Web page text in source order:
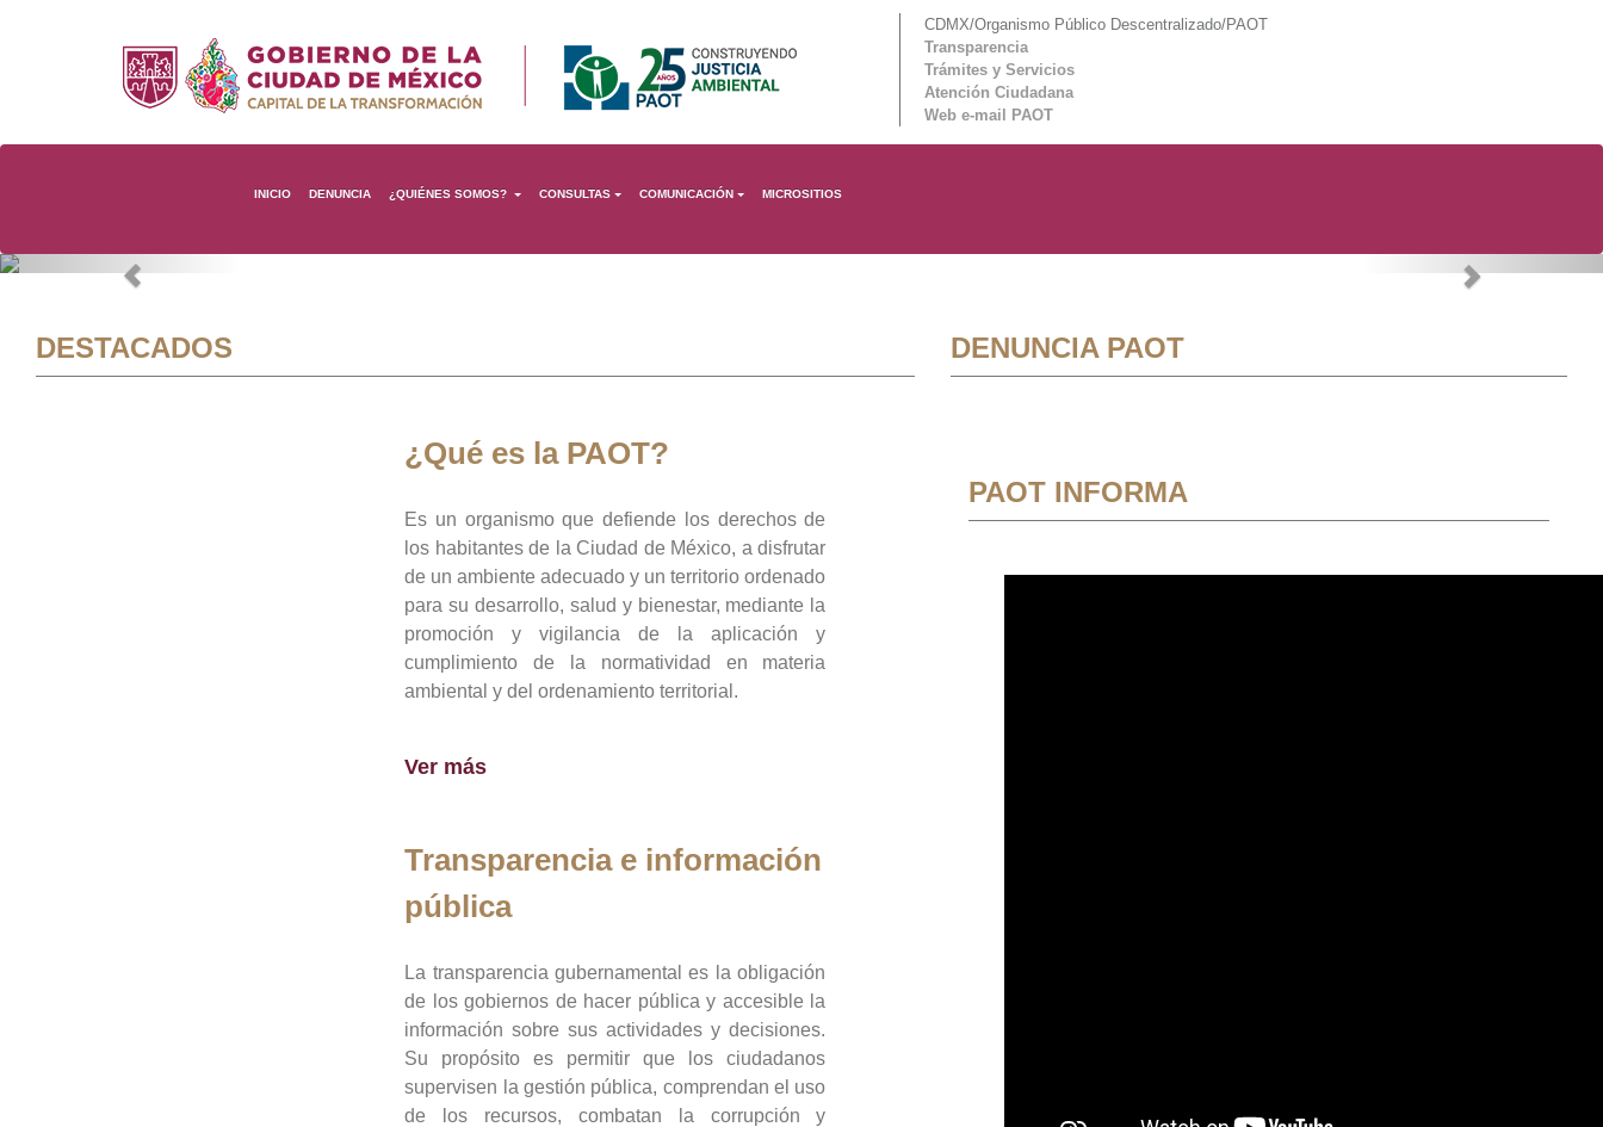
CDMX/Organismo Público Descentralizado/PAOT
Transparencia
Trámites y Servicios
Atención Ciudadana
Web e-mail PAOT
INICIO DENUNCIA ¿QUIÉNES SOMOS? CONSULTAS COMUNICACIÓN MICROSITIOS
Previous Next
DESTACADOS
¿Qué es la PAOT?
Es un organismo que defiende los derechos de
los habitantes de la Ciudad de México, a disfrutar
de un ambiente adecuado y un territorio ordenado
para su desarrollo, salud y bienestar, mediante la
promoción y vigilancia de la aplicación y
cumplimiento de la normatividad en materia
ambiental y del ordenamiento territorial.
Ver más
Transparencia e información
pública
La transparencia gubernamental es la obligación
de los gobiernos de hacer pública y accesible la
información sobre sus actividades y decisiones.
Su propósito es permitir que los ciudadanos
supervisen la gestión pública, comprendan el uso
de los recursos, combatan la corrupción y
DENUNCIA PAOT
PAOT INFORMA